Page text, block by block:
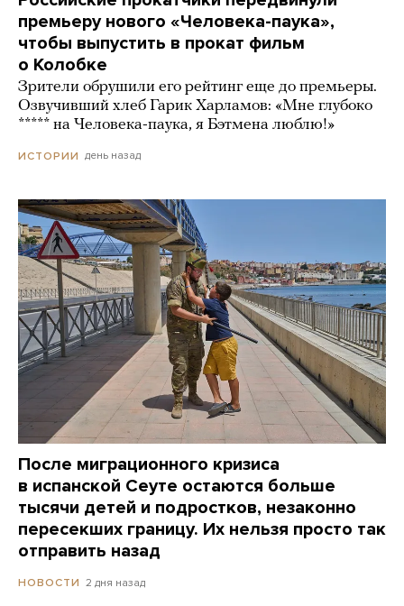
премьеру нового «Человека-паука»,
чтобы выпустить в прокат фильм
о Колобке
Зрители обрушили его рейтинг еще до премьеры.
Озвучивший хлеб Гарик Харламов: «Мне глубоко
***** на Человека-паука, я Бэтмена люблю!»
ИСТОРИИ день назад
После миграционного кризиса
в испанской Сеуте остаются больше
тысячи детей и подростков, незаконно
пересекших границу. Их нельзя просто так
отправить назад
НОВОСТИ 2 дня назад